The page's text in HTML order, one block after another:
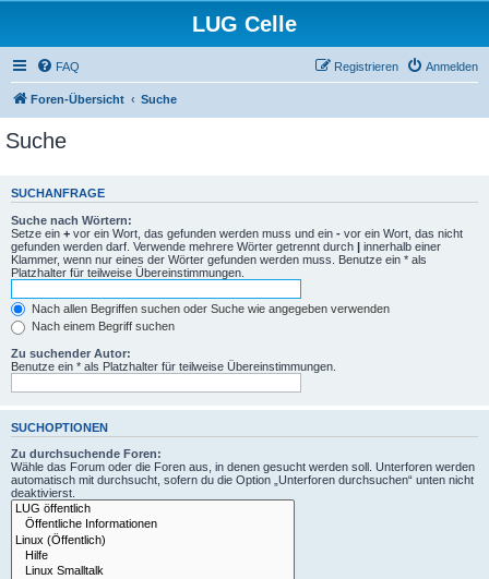
LUG Celle
FAQ Anmelden
Registrieren
Foren-Übersicht Suche
Suche
SUCHANFRAGE
Suche nach Wörtern:
Setze ein + vor ein Wort, das gefunden werden muss und ein - vor ein Wort, das nicht
gefunden werden darf. Verwende mehrere Wörter getrennt durch | innerhalb einer
Klammer, wenn nur eines der Wörter gefunden werden muss. Benutze ein * als
Platzhalter für teilweise Übereinstimmungen.
Nach allen Begriffen suchen oder Suche wie angegeben verwenden
Nach einem Begriff suchen
Zu suchender Autor:
Benutze ein * als Platzhalter für teilweise Übereinstimmungen.
SUCHOPTIONEN
Zu durchsuchende Foren:
Wähle das Forum oder die Foren aus, in denen gesucht werden soll. Unterforen werden
automatisch mit durchsucht, sofern du die Option „Unterforen durchsuchen“ unten nicht
deaktivierst.